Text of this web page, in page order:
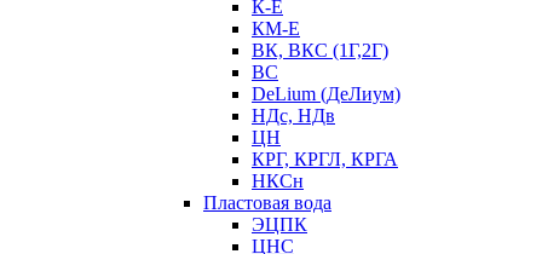
К-Е
КМ-Е
ВК, ВКС (1Г,2Г)
ВС
DeLium (ДеЛиум)
НДс, НДв
ЦН
КРГ, КРГЛ, КРГА
НКСн
Пластовая вода
ЭЦПК
ЦНС